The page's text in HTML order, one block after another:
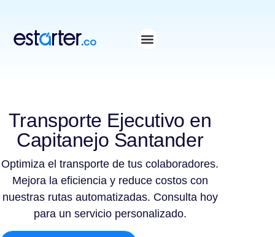
Transporte Ejecutivo en
Capitanejo Santander
Optimiza el transporte de tus colaboradores.
Mejora la eficiencia y reduce costos con
nuestras rutas automatizadas. Consulta hoy
para un servicio personalizado.